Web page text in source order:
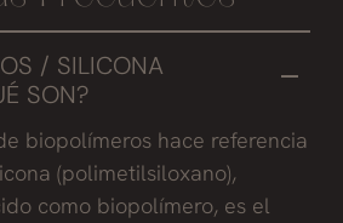
/ SILICONA
SON?
biopolímeros hace referencia
(polimetilsiloxano),
como biopolímero, es el